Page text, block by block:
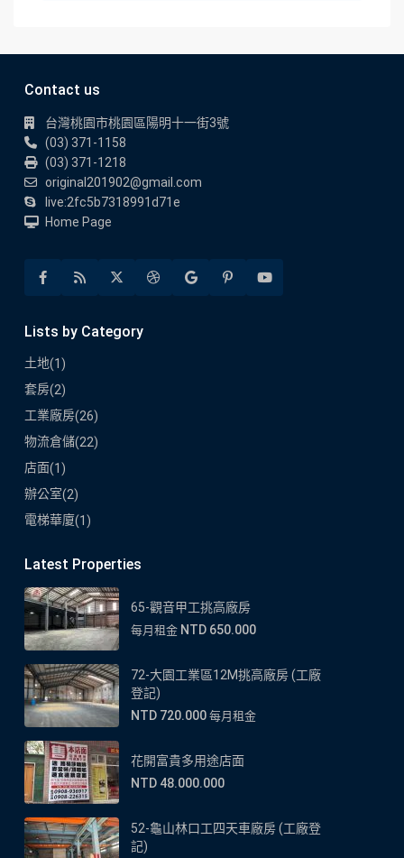
Contact us
台灣桃園市桃園區陽明十一街3號
(03) 371-1158
(03) 371-1218
original201902@gmail.com
live:2fc5b7318991d71e
Home Page
Lists by Category
土地(1)
套房(2)
工業廠房(26)
物流倉儲(22)
店面(1)
辦公室(2)
電梯華廈(1)
Latest Properties
65-觀音甲工挑高廠房
每月租金 NTD 650.000
72-大園工業區12M挑高廠房 (工廠
登記)
NTD 720.000 每月租金
花開富貴多用途店面
NTD 48.000.000
52-龜山林口工四天車廠房 (工廠登
記)